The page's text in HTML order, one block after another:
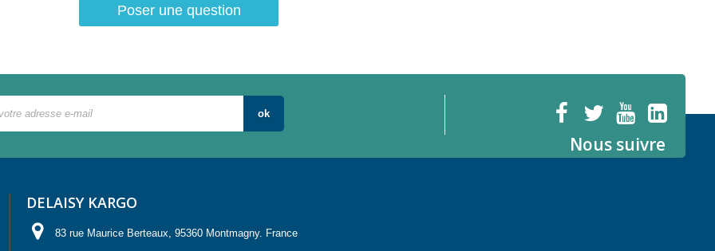
Poser une question
ok
Nous suivre
DELAISY KARGO
83 rue Maurice Berteaux, 95360 Montmagny. France